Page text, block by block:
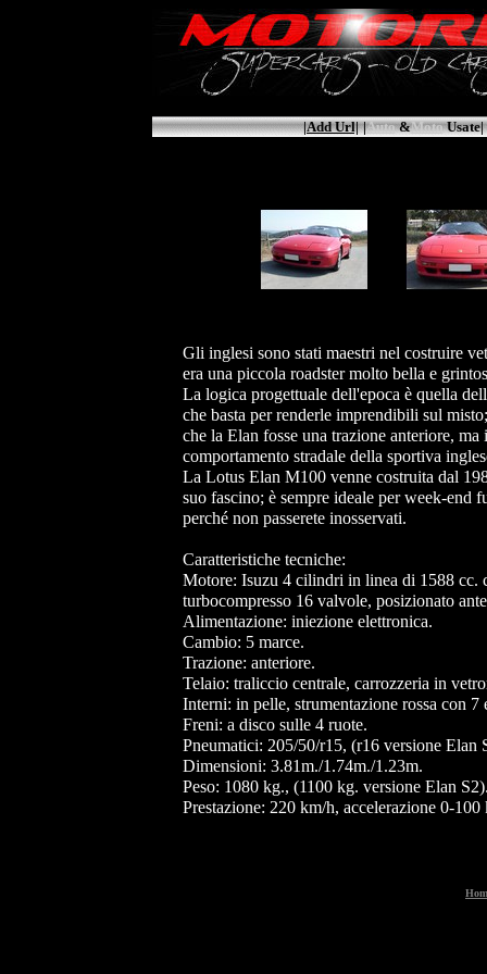
|Add Url| |Auto&MotoUsate|
Gli inglesi sono stati maestri nel costruire
era una piccola roadster molto bella e
La logica progettuale dell'epoca è quella
che basta per renderle imprendibili sul
che la Elan fosse una trazione anteriore,
comportamento stradale della sportiva
La Lotus Elan M100 venne costruita dal
suo fascino; è sempre ideale per week-end
perché non passerete inosservati.
Caratteristiche tecniche:
Motore: Isuzu 4 cilindri in linea di 1588 cc.
turbocompresso 16 valvole, posizionato
Alimentazione: iniezione elettronica.
Cambio: 5 marce.
Trazione: anteriore.
Telaio: traliccio centrale, carrozzeria in
Interni: in pelle, strumentazione rossa con
Freni: a disco sulle 4 ruote.
Pneumatici: 205/50/r15, (r16 versione Elan
Dimensioni: 3.81m./1.74m./1.23m.
Peso: 1080 kg., (1100 kg. versione Elan
Prestazione: 220 km/h, accelerazione 0-100